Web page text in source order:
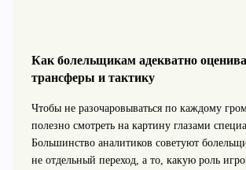
Как болельщикам адекватно
трансферы и тактику
Чтобы не разочаровываться по каждому
полезно смотреть на картину глазами
Большинство аналитиков советуют
не отдельный переход, а то, какую роль